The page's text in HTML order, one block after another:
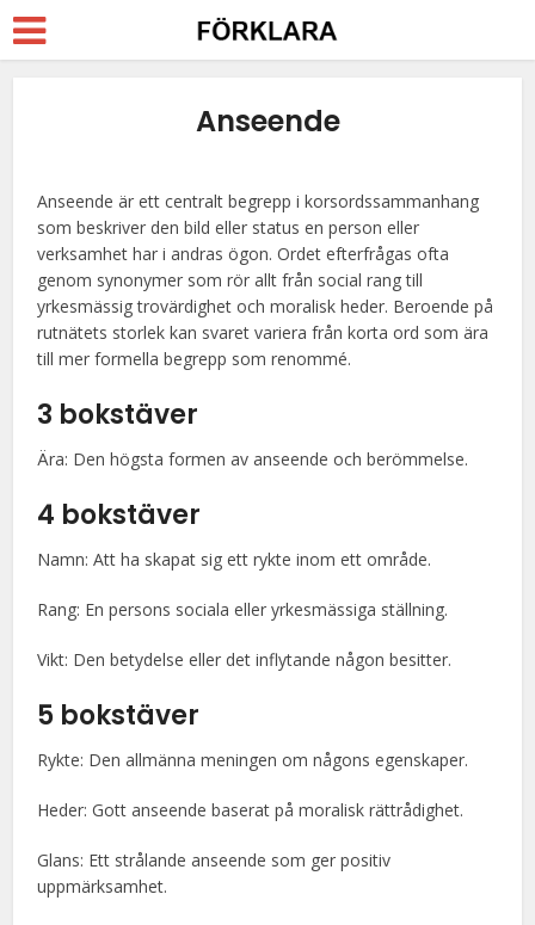
Anseende
Anseende är ett centralt begrepp i korsordssammanhang
som beskriver den bild eller status en person eller
verksamhet har i andras ögon. Ordet efterfrågas ofta
genom synonymer som rör allt från social rang till
yrkesmässig trovärdighet och moralisk heder. Beroende på
rutnätets storlek kan svaret variera från korta ord som ära
till mer formella begrepp som renommé.
3 bokstäver
Ära: Den högsta formen av anseende och berömmelse.
4 bokstäver
Namn: Att ha skapat sig ett rykte inom ett område.
Rang: En persons sociala eller yrkesmässiga ställning.
Vikt: Den betydelse eller det inflytande någon besitter.
5 bokstäver
Rykte: Den allmänna meningen om någons egenskaper.
Heder: Gott anseende baserat på moralisk rättrådighet.
Glans: Ett strålande anseende som ger positiv
uppmärksamhet.